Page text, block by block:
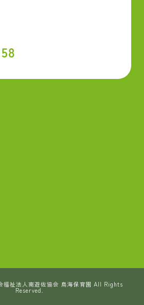
福祉法人南遊佐協会 鳥海保育園 All Rights
Reserved.